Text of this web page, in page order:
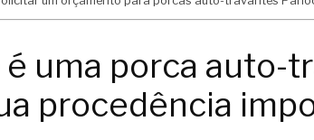
é uma porca auto-
procedência